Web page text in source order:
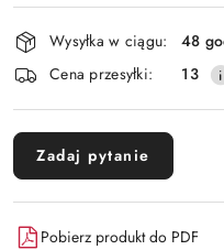
Dostępność
i
dostawa
Wysyłka w ciągu:
48
Cena przesyłki:
13
Zadaj pytanie
Pobierz produkt do PDF